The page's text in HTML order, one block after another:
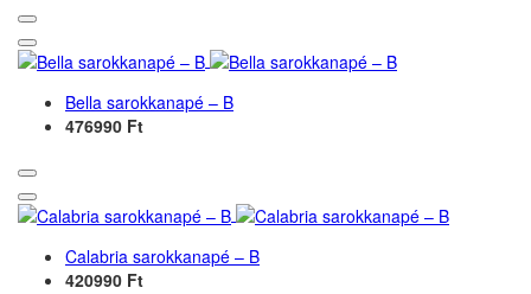
Bella sarokkanapé – B
476990 Ft
Calabria sarokkanapé – B
420990 Ft